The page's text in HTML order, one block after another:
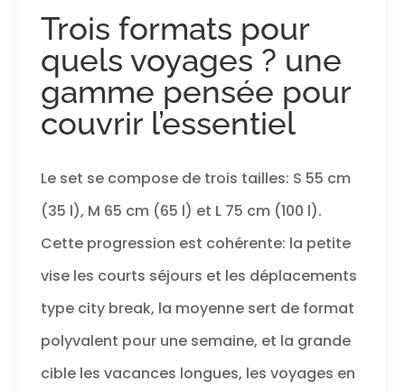
grâce à la serrure intégrée TSA.
Ce système permet aux agents
de sécurité d’ouvrir et de vérifier
vos bagages sans les
endommager, tout en
protégeant vos effets
personnels contre tout accès
ROULETTES: Déplacez-vous sans
et hôtels grâce aux 8 roulettes
pivotantes multidirectionnelles.
Conçues pour une rotation à
360°, elles assurent une
maniabilité optimale sur toutes
les surfaces, réduisant la
pour un voyage agréable.
INTÉRIEUR ORGANISÉ: Gardez vos
affaires bien rangées grâce à
Trois formats pour
quels voyages ? une
gamme pensée pour
couvrir l’essentiel
Le set se compose de trois tailles: S 55 cm
(35 l), M 65 cm (65 l) et L 75 cm (100 l).
Cette progression est cohérente: la petite
vise les courts séjours et les déplacements
type city break, la moyenne sert de format
polyvalent pour une semaine, et la grande
cible les vacances longues, les voyages en